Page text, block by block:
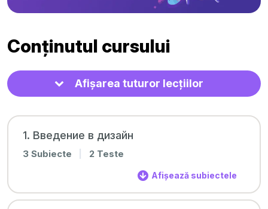
Conținutul cursului
Afișarea tuturor lecțiilor
1. Введение в дизайн
3 Subiecte 2 Teste
Afișează subiectele